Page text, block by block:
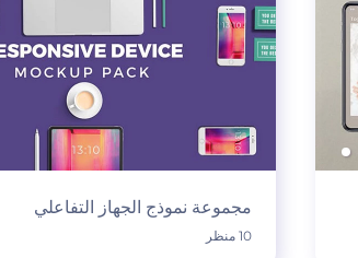
مجموعة نموذج الجهاز التفاعلي
10 منظر